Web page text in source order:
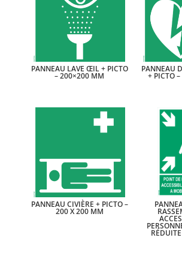
PANNEAU LAVE ŒIL + PICTO
– 200×200 MM
PANNEAU
+ PICTO
PANNEAU CIVIÈRE + PICTO –
200 X 200 MM